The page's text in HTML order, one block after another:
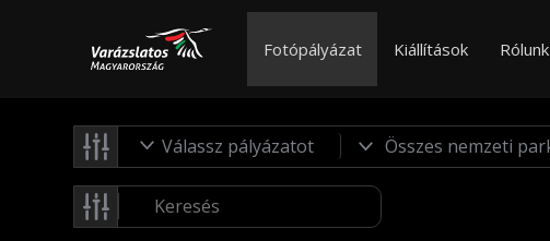
Fotópályázat Kiállítások Rólunk
Válassz pályázatot